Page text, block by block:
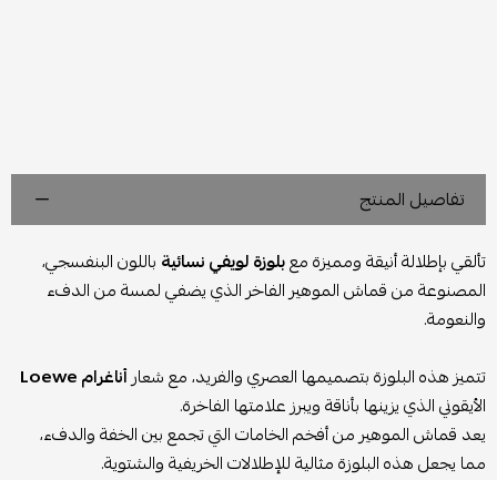
تفاصيل المنتج
تألقي بإطلالة أنيقة ومميزة معبلوزة لويفي نسائية باللون البنفسجي،
المصنوعة من قماش الموهير الفاخر الذي يضفي لمسة من الدفء
والنعومة.
تتميز هذه البلوزة بتصميمها العصري والفريد، مع شعارأناغرام Loewe
الأيقوني الذي يزينها بأناقة ويبرز علامتها الفاخرة.
يعد قماش الموهير من أفخم الخامات التي تجمع بين الخفة والدفء،
مما يجعل هذه البلوزة مثالية للإطلالات الخريفية والشتوية.